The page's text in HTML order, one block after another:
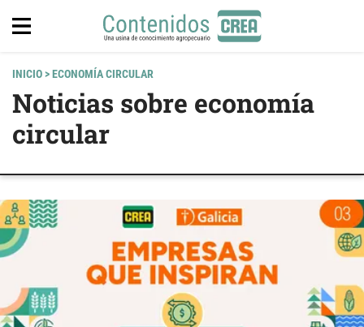
INICIO> ECONOMÍA CIRCULAR
Noticias sobre economía
circular